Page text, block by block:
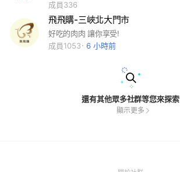
成員336
飛飛購-三峽北大門市
好吃的肉肉 讓你享受!
成員1053
6 小時前
還有其他眾多社群等您來探索
顯示更多